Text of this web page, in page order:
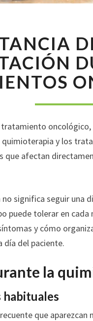
DE
LA
tratamiento
quimioterapia y los
que afectan
significa seguir una
puede tolerar en
y cómo
día del paciente.
la
habituales
que aparezcan